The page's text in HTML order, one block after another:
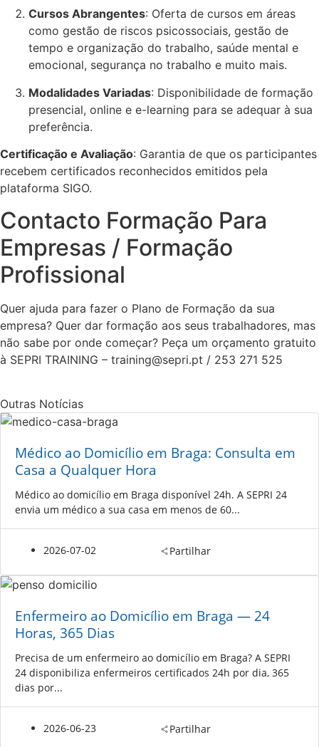
Cursos Abrangentes: Oferta de cursos em áreas
como gestão de riscos psicossociais, gestão de
tempo e organização do trabalho, saúde mental e
emocional, segurança no trabalho e muito mais.
Modalidades Variadas: Disponibilidade de formação
presencial, online e e-learning para se adequar à sua
preferência.
Certificação e Avaliação: Garantia de que os participantes
recebem certificados reconhecidos emitidos pela
plataforma SIGO.
Contacto Formação Para
Empresas / Formação
Profissional
Quer ajuda para fazer o Plano de Formação da sua
empresa? Quer dar formação aos seus trabalhadores, mas
não sabe por onde começar? Peça um orçamento gratuito
à SEPRI TRAINING – training@sepri.pt / 253 271 525
Outras Notícias
Médico ao Domicílio em Braga: Consulta em
Casa a Qualquer Hora
Médico ao domicílio em Braga disponível 24h. A SEPRI 24
envia um médico a sua casa em menos de 60...
2026-07-02 Partilhar
Enfermeiro ao Domicílio em Braga — 24
Horas, 365 Dias
Precisa de um enfermeiro ao domicílio em Braga? A SEPRI
24 disponibiliza enfermeiros certificados 24h por dia, 365
dias por...
2026-06-23 Partilhar